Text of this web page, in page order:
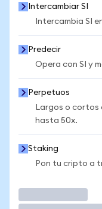
Intercambiar SI
Intercambia SI
Predecir
Opera con SI y
Perpetuos
Largos o cortos
hasta 50x.
Staking
Pon tu cripto a